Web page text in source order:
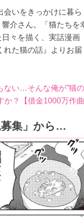
会いをきっかけに暮ら
介さん。「猫たちを
々を描く、実話漫画
れた猫の話』よりお届
ない…そんな俺が”猫の
か？【借金1000万作曲
集」から…